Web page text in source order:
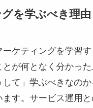
を学ぶべき理由
ケティングを学習
とが何となく分かっ
て」学ぶべきなの
す。サービス運用